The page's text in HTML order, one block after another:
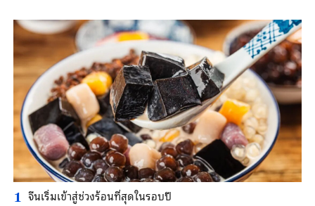
1 จีนเริ่มเข้าสู่ช่วงร้อนที่สุดในรอบปี